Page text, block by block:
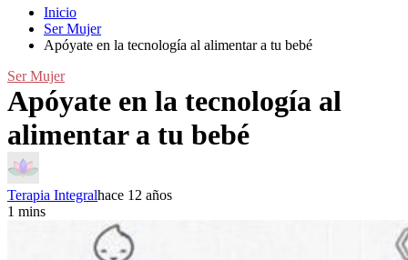
Inicio
Ser Mujer
Apóyate en la tecnología al alimentar a tu bebé
Ser Mujer
Apóyate en la tecnología al
alimentar a tu bebé
Terapia Integralhace 12 años
1 mins